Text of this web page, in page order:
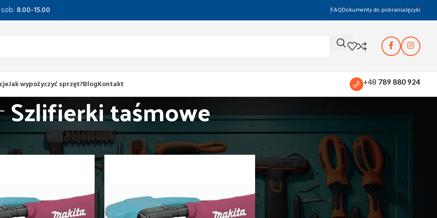
8.00-15.00 FAQDokumenty do pobraniaJęzyki
Jak wypożyczyć sprzęt?BlogKontakt +48 789 880 924
Szlifierki taśmowe
drewna Szlifierki taśmowe Pokaż 12 24 36